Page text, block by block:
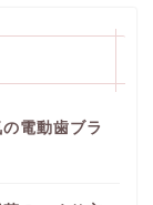
電動歯ブラ